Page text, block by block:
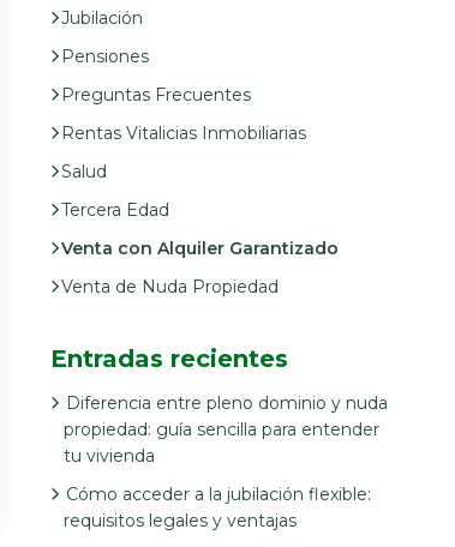
Jubilación
Pensiones
Preguntas Frecuentes
Rentas Vitalicias Inmobiliarias
Salud
Tercera Edad
Venta con Alquiler Garantizado
Venta de Nuda Propiedad
Entradas recientes
Diferencia entre pleno dominio y nuda
propiedad: guía sencilla para entender
tu vivienda
Cómo acceder a la jubilación flexible:
requisitos legales y ventajas